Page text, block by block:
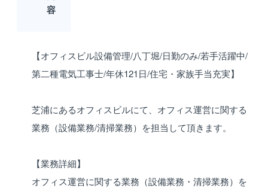
容
【オフィスビル設備管理/八丁堀/日勤のみ/若手活躍中/
第二種電気工事士/年休121日/住宅・家族手当充実】
芝浦にあるオフィスビルにて、オフィス運営に関する
業務（設備業務/清掃業務）を担当して頂きます。
【業務詳細】
オフィス運営に関する業務（設備業務・清掃業務）を